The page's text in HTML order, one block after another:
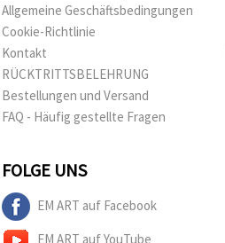
Allgemeine Geschäftsbedingungen
Cookie-Richtlinie
Kontakt
RÜCKTRITTSBELEHRUNG
Bestellungen und Versand
FAQ - Häufig gestellte Fragen
FOLGE UNS
EM ART auf Facebook
EM ART auf YouTube